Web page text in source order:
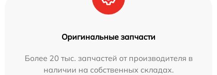
Оригинальные запчасти
Более 20 тыс. запчастей от производителя в
наличии на собственных складах.